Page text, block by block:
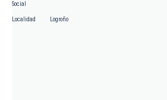
Social
Localidad Logroño